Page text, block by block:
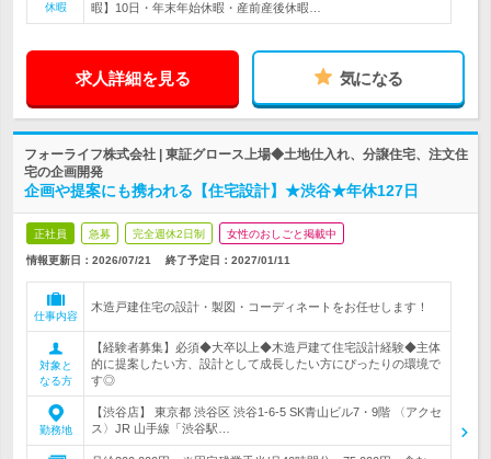
休暇
暇】10日・年末年始休暇・産前産後休暇…
求人詳細を見る 気になる
フォーライフ株式会社 | 東証グロース上場◆土地仕入れ、分譲住宅、注文住
宅の企画開発
企画や提案にも携われる【住宅設計】★渋谷★年休127日
正社員 急募 完全週休2日制 女性のおしごと掲載中
情報更新日：2026/07/21 終了予定日： 2027/01/11
仕事内容
木造戸建住宅の設計・製図・コーディネートをお任せします！
対象と
なる方
【経験者募集】必須◆大卒以上◆木造戸建て住宅設計経験◆主体
的に提案したい方、設計として成長したい方にぴったりの環境で
す◎
勤務地
【渋谷店】 東京都 渋谷区 渋谷1-6-5 SK青山ビル7・9階 〈アクセ
ス〉JR 山手線「渋谷駅…